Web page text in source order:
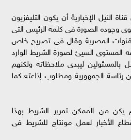
النيل الإخبارية أن يكون التليفزيون
وجوده الصورة فى كلمه الرئيس التى
المصرية وقال فى تصريح خاص
المستوى السيئ لصورة الشريط الوارد
بالمسئولين ليبدى ملاحظاته ولكنهم
رئاسة الجمهورية ومطلوب إذاعته كما
يكن من الممكن تمرير الشريط بهذا
الأخبار لعمل مونتاج للشريط فى